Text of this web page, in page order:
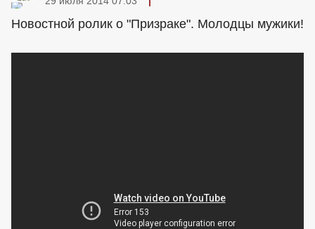
Новостной ролик о "Призраке". Молодцы мужики!